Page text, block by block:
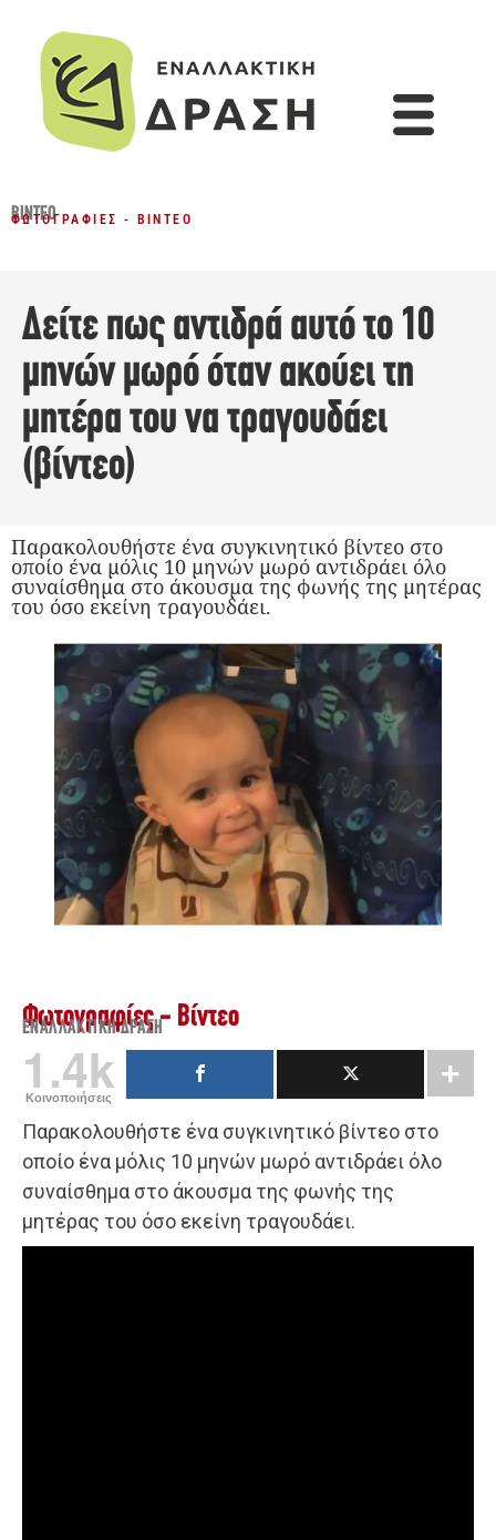
ΒΊΝΤΕΟ
ΦΩΤΟΓΡΑΦΊΕΣ - ΒΊΝΤΕΟ
Δείτε πως αντιδρά αυτό το 10
μηνών μωρό όταν ακούει τη
μητέρα του να τραγουδάει
(βίντεο)
Παρακολουθήστε ένα συγκινητικό βίντεο στο
οποίο ένα μόλις 10 μηνών μωρό αντιδράει όλο
συναίσθημα στο άκουσμα της φωνής της μητέρας
του όσο εκείνη τραγουδάει.
Φωτογραφίες - Βίντεο
ΕΝΑΛΛΑΚΤΙΚΉ ΔΡΆΣΗ
1.4k
Κοινοποιήσεις
Παρακολουθήστε ένα συγκινητικό βίντεο στο
οποίο ένα μόλις 10 μηνών μωρό αντιδράει όλο
συναίσθημα στο άκουσμα της φωνής της
μητέρας του όσο εκείνη τραγουδάει.